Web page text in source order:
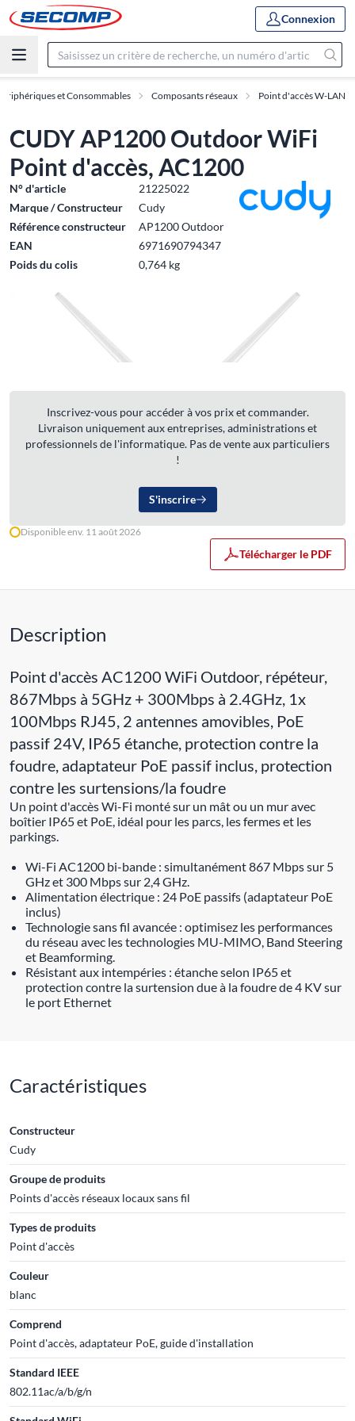
Connexion
et Consommables Composants réseaux Point d'accès W-LAN
CUDY AP1200 Outdoor WiFi
Point d'accès, AC1200
N° d'article
21225022
Marque / Constructeur
Cudy
Référence constructeur
AP1200 Outdoor
EAN
6971690794347
Poids du colis
0,764 kg
Inscrivez-vous pour accéder à vos prix et commander.
Livraison uniquement aux entreprises, administrations et
professionnels de l'informatique. Pas de vente aux particuliers
!
S'inscrire
Disponible env. 11 août 2026
Télécharger le PDF
Description
Point d'accès AC1200 WiFi Outdoor, répéteur,
867Mbps à 5GHz + 300Mbps à 2.4GHz, 1x
100Mbps RJ45, 2 antennes amovibles, PoE
passif 24V, IP65 étanche, protection contre la
foudre, adaptateur PoE passif inclus, protection
contre les surtensions/la foudre
Un point d'accès Wi-Fi monté sur un mât ou un mur avec
boîtier IP65 et PoE, idéal pour les parcs, les fermes et les
parkings.
Wi-Fi AC1200 bi-bande : simultanément 867 Mbps sur 5
GHz et 300 Mbps sur 2,4 GHz.
Alimentation électrique : 24 PoE passifs (adaptateur PoE
inclus)
Technologie sans fil avancée : optimisez les performances
du réseau avec les technologies MU-MIMO, Band Steering
et Beamforming.
Résistant aux intempéries : étanche selon IP65 et
protection contre la surtension due à la foudre de 4 KV sur
le port Ethernet
Caractéristiques
Constructeur
Cudy
Groupe de produits
Points d'accès réseaux locaux sans fil
Types de produits
Point d'accès
Couleur
blanc
Comprend
Point d'accès, adaptateur PoE, guide d'installation
Standard IEEE
802.11ac/a/b/g/n